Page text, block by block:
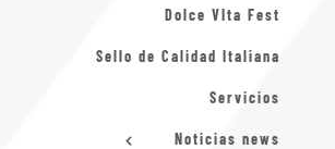
Dolce VIta Fest
Sello de Calidad Italiana
Servicios
Noticias news